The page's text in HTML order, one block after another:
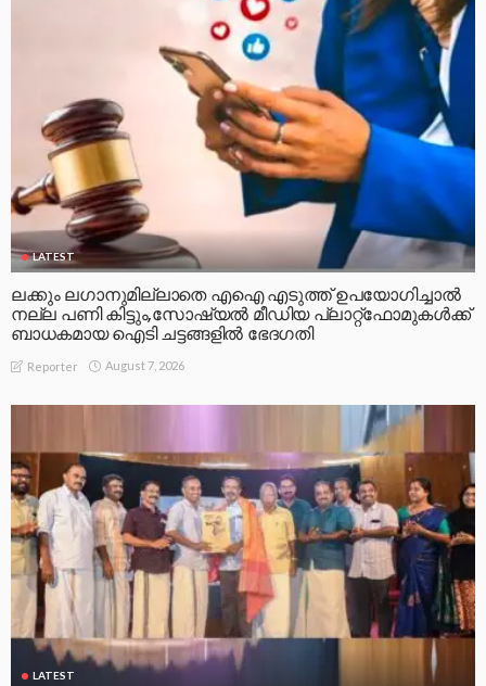
LATEST
ലക്കും ലഗാനുമില്ലാതെ എഐ എടുത്ത് ഉപയോഗിച്ചാല്‍
നല്ല പണി കിട്ടും,സോഷ്യല്‍ മീഡിയ പ്ലാറ്റ്‌ഫോമുകള്‍ക്ക്
ബാധകമായ ഐടി ചട്ടങ്ങളില്‍ ഭേദഗതി
Reporter August 7, 2026
LATEST